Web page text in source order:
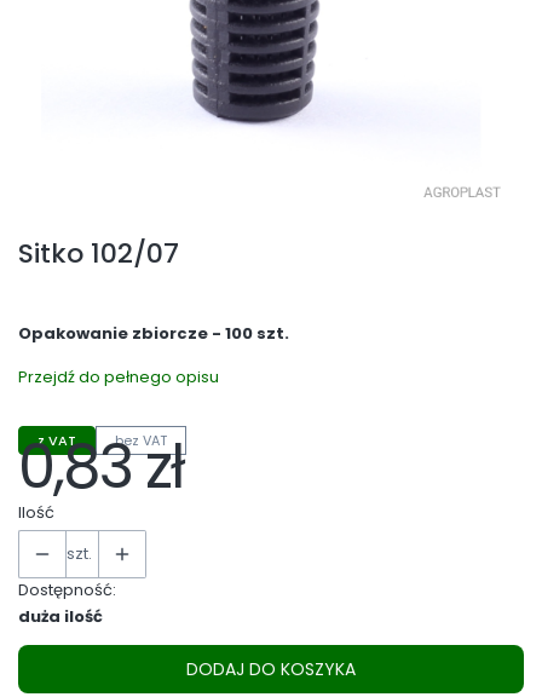
Sitko 102/07
Opakowanie zbiorcze - 100 szt.
Przejdź do pełnego opisu
z VAT bez VAT
Cena
0,83 zł
Ilość
szt.
Dostępność:
duża ilość
DODAJ DO KOSZYKA